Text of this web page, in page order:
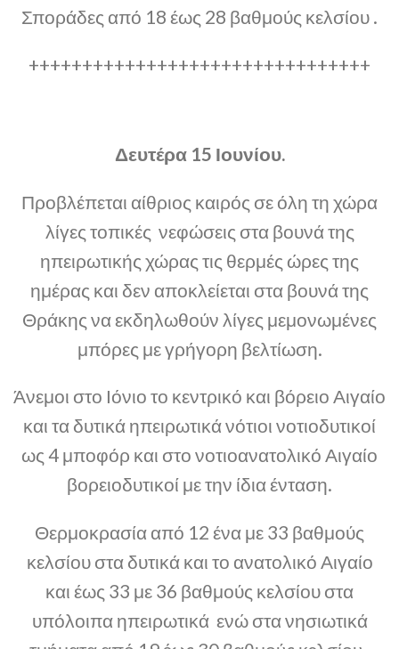
Σποράδες από 18 έως 28 βαθμούς κελσίου .
++++++++++++++++++++++++++++++++
Δευτέρα 15 Ιουνίου.
Προβλέπεται αίθριος καιρός σε όλη τη χώρα
λίγες τοπικές νεφώσεις στα βουνά της
ηπειρωτικής χώρας τις θερμές ώρες της
ημέρας και δεν αποκλείεται στα βουνά της
Θράκης να εκδηλωθούν λίγες μεμονωμένες
μπόρες με γρήγορη βελτίωση.
Άνεμοι στο Ιόνιο το κεντρικό και βόρειο Αιγαίο
και τα δυτικά ηπειρωτικά νότιοι νοτιοδυτικοί
ως 4 μποφόρ και στο νοτιοανατολικό Αιγαίο
βορειοδυτικοί με την ίδια ένταση.
Θερμοκρασία από 12 ένα με 33 βαθμούς
κελσίου στα δυτικά και το ανατολικό Αιγαίο
και έως 33 με 36 βαθμούς κελσίου στα
υπόλοιπα ηπειρωτικά ενώ στα νησιωτικά